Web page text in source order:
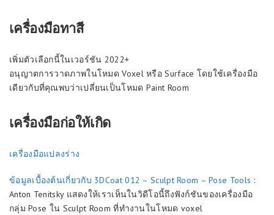
เครื่องมือทาสี
เพิ่มตัวเลือกนี้ในเวอร์ชัน 2022+
อนุญาตการวาดภาพในโหมด Voxel หรือ Surface โดยใช้เครื่องมือ
เดียวกับที่คุณพบว่าเปลี่ยนเป็นโหมด Paint Room
เครื่องมือก่อให้เกิด
เครื่องมือแปลงร่าง
ข้อมูลเบื้องต้นเกี่ยวกับ 3DCoat 012 – Sculpt Room – Pose Tools :
Anton Tenitsky แสดงให้เราเห็นในวิดีโอนี้ถึงฟังก์ชันของเครื่องมือ
กลุ่ม Pose ใน Sculpt Room ที่ทำงานในโหมด voxel